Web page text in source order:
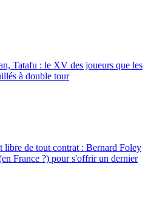
Tatafu : le XV des joueurs que les
à double tour
libre de tout contrat : Bernard Foley
France ?) pour s'offrir un dernier